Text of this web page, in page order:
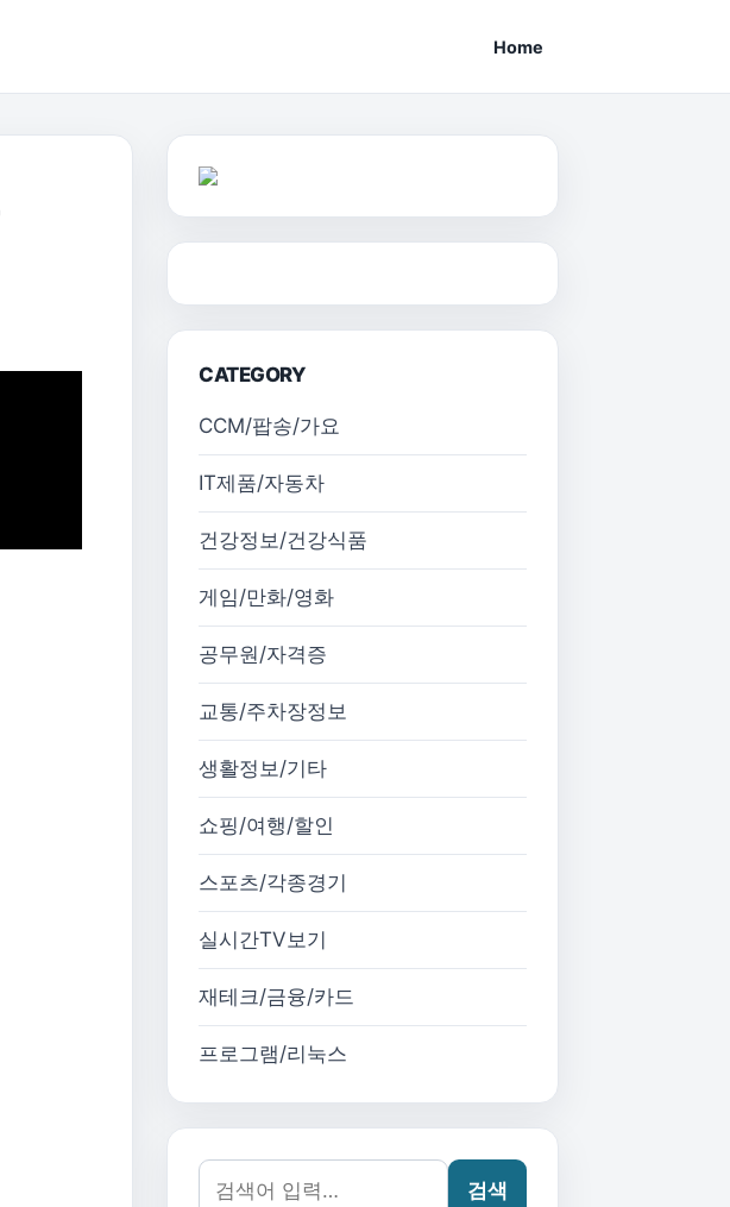
Home
CATEGORY
CCM/팝송/가요
IT제품/자동차
건강정보/건강식품
게임/만화/영화
공무원/자격증
교통/주차장정보
생활정보/기타
쇼핑/여행/할인
스포츠/각종경기
실시간TV보기
재테크/금융/카드
프로그램/리눅스
검색어:
검색